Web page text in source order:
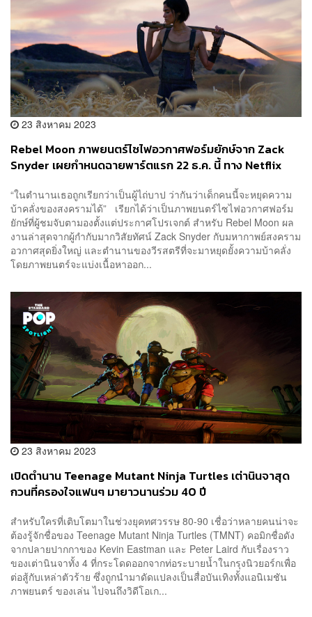
23 สิงหาคม 2023
Rebel Moon ภาพยนตร์ไซไฟอวกาศฟอร์มยักษ์จาก Zack
Snyder เผยกำหนดฉายพาร์ตแรก 22 ธ.ค. นี้ ทาง Netflix
“ในตำนานเธอถูกเรียกว่าเป็นผู้ไถ่บาป ว่ากันว่าเด็กคนนี้จะหยุดความ
บ้าคลั่งของสงครามได้” เรียกได้ว่าเป็นภาพยนตร์ไซไฟอวกาศฟอร์ม
ยักษ์ที่ผู้ชมจับตามองตั้งแต่ประกาศโปรเจกต์ สำหรับ Rebel Moon ผล
งานล่าสุดจากผู้กำกับมากวิสัยทัศน์ Zack Snyder กับมหากาพย์สงคราม
อวกาศสุดยิ่งใหญ่ และตำนานของวีรสตรีที่จะมาหยุดยั้งความบ้าคลั่ง
โดยภาพยนตร์จะแบ่งเนื้อหาออก...
23 สิงหาคม 2023
เปิดตำนาน Teenage Mutant Ninja Turtles เต่านินจาสุด
กวนที่ครองใจแฟนๆ มายาวนานร่วม 40 ปี
สำหรับใครที่เติบโตมาในช่วงยุคทศวรรษ 80-90 เชื่อว่าหลายคนน่าจะ
ต้องรู้จักชื่อของ Teenage Mutant Ninja Turtles (TMNT) คอมิกชื่อดัง
จากปลายปากกาของ Kevin Eastman และ Peter Laird กับเรื่องราว
ของเต่านินจาทั้ง 4 ที่กระโดดออกจากท่อระบายน้ำในกรุงนิวยอร์กเพื่อ
ต่อสู้กับเหล่าตัวร้าย ซึ่งถูกนำมาดัดแปลงเป็นสื่อบันเทิงทั้งแอนิเมชัน
ภาพยนตร์ ของเล่น ไปจนถึงวิดีโอเก...